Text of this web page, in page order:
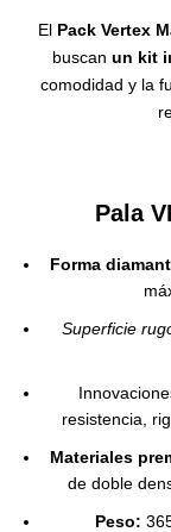
El Pack Vertex
buscan un kit
comodidad y la
Pala
Forma
Superficie
resistencia,
Materiales
de doble
Peso: